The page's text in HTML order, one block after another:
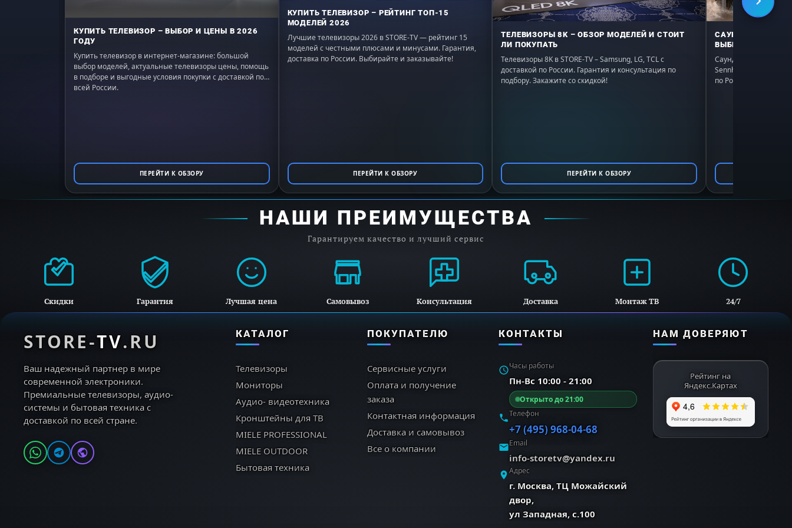
Исключительная четкость и детализация 4K
От новостей до классики, наш самый мощный процессор 4K поднимает весь контент до захватывающего 4K Ultra HD, независимо от источника.
КУПИТЬ ТЕЛЕВИЗОР – ВЫБОР И ЦЕНЫ В 2026
ГОДУ
Купить телевизор в интернет-магазине: большой
выбор моделей, актуальные телевизоры цены, помощь
в подборе и выгодные условия покупки с доставкой по
всей России.
ПЕРЕЙТИ К ОБЗОРУ
КУПИТЬ ТЕЛЕВИЗОР – РЕЙТИНГ ТОП-15
МОДЕЛЕЙ 2026
Лучшие телевизоры 2026 в STORE-TV — рейтинг 15
моделей с честными плюсами и минусами. Гарантия,
доставка по России. Выбирайте и заказывайте!
ПЕРЕЙТИ К ОБЗОРУ
ТЕЛЕВИЗОРЫ 8K – ОБЗОР МОДЕЛЕЙ И СТОИТ
ЛИ ПОКУПАТЬ
Телевизоры 8K в STORE-TV – Samsung, LG, TCL с
доставкой по России. Гарантия и консультация по
подбору. Закажите со скидкой!
ПЕРЕЙТИ К ОБЗОРУ
САУНДБАР –
ВЫБРАТЬ В 2026
Саундбары в STORE-
Sennheiser. Подбор
по России, гарантия.
НАШИ ПРЕИМУЩЕСТВА
Гарантируем качество и лучший сервис
Скидки Гарантия Лучшая цена Самовывоз Консультация Доставка Монтаж ТВ 24/7
STORE-TV.RU
Ваш надежный партнер в мире
современной электроники.
Премиальные телевизоры, аудио-
системы и бытовая техника с
доставкой по всей стране.
КАТАЛОГ
Телевизоры
Мониторы
Аудио- видеотехника
Кронштейны для ТВ
MIELE PROFESSIONAL
MIELE OUTDOOR
Бытовая техника
ПОКУПАТЕЛЮ
Сервисные услуги
Оплата и получение
заказа
Контактная информация
Доставка и самовывоз
Все о компании
КОНТАКТЫ
Часы работы
Пн-Вс 10:00 - 21:00
Открыто до 21:00
Телефон
+7 (495) 968-04-68
Email
info-storetv@yandex.ru
Адрес
г. Москва, ТЦ Можайский
двор,
ул Западная, с.100
НАМ ДОВЕРЯЮТ
Рейтинг на
Яндекс.Картах